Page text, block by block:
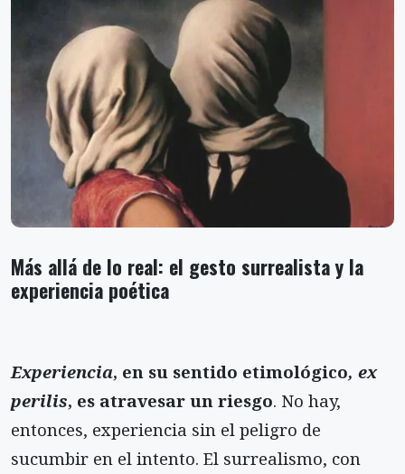
Más allá de lo real: el gesto surrealista y la
experiencia poética
Experiencia, en su sentido etimológico, ex
perilis, es atravesar un riesgo. No hay,
entonces, experiencia sin el peligro de
sucumbir en el intento. El surrealismo, con